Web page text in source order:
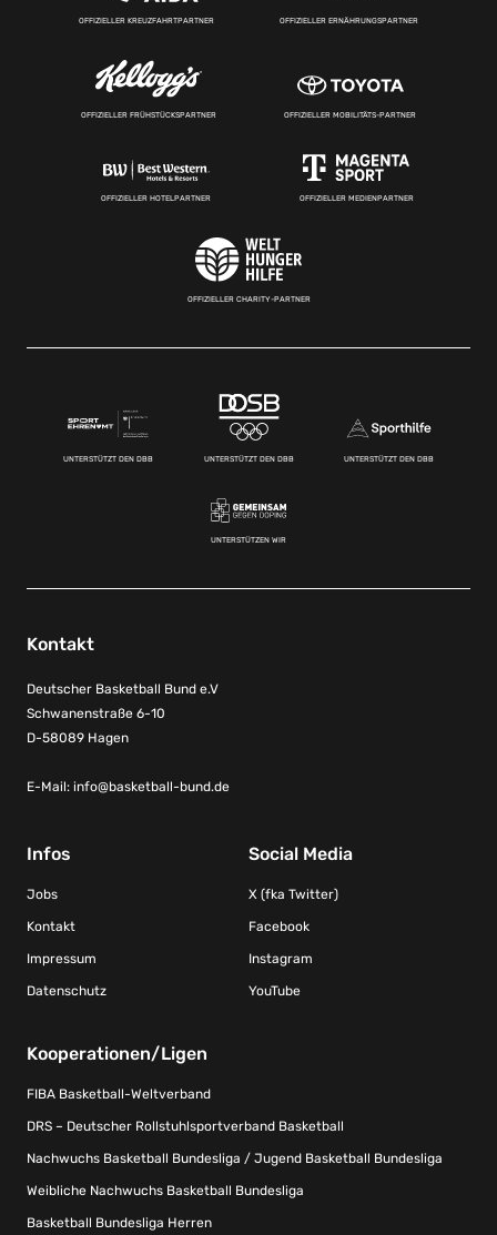
OFFIZIELLER KREUZFAHRTPARTNER OFFIZIELLER ERNÄHRUNGSPARTNER
OFFIZIELLER FRÜHSTÜCKSPARTNER OFFIZIELLER MOBILITÄTS-PARTNER
OFFIZIELLER HOTELPARTNER OFFIZIELLER MEDIENPARTNER
OFFIZIELLER CHARITY-PARTNER
UNTERSTÜTZT DEN DBB UNTERSTÜTZT DEN DBB UNTERSTÜTZT DEN DBB
UNTERSTÜTZEN WIR
Kontakt
Deutscher Basketball Bund e.V
Schwanenstraße 6-10
D-58089 Hagen
E-Mail: info@basketball-bund.de
Infos
Jobs
Kontakt
Impressum
Datenschutz
Social Media
X (fka Twitter)
Facebook
Instagram
YouTube
Kooperationen/Ligen
FIBA Basketball-Weltverband
DRS – Deutscher Rollstuhlsportverband Basketball
Nachwuchs Basketball Bundesliga / Jugend Basketball Bundesliga
Weibliche Nachwuchs Basketball Bundesliga
Basketball Bundesliga Herren